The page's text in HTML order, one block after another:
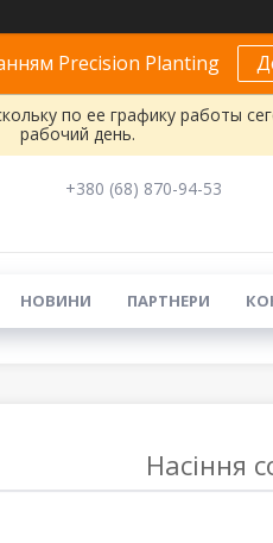
Precision Planting
по ее графику работы
рабочий день.
+380 (68) 870-94-53
НОВИНИ ПАРТНЕРИ
Насіння